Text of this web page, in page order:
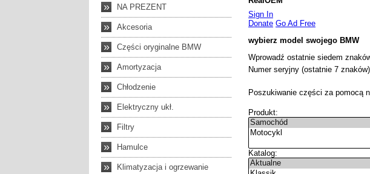
» NA PREZENT
» Akcesoria
» Części oryginalne BMW
» Amortyzacja
» Chłodzenie
» Elektryczny ukł.
» Filtry
» Hamulce
» Klimatyzacja i ogrzewanie